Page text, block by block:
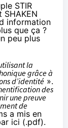
STIR
information
que ça ?
peu plus
la
grâce à
d’identité ».
des
une preuve
de
a mis en
ici (.pdf).